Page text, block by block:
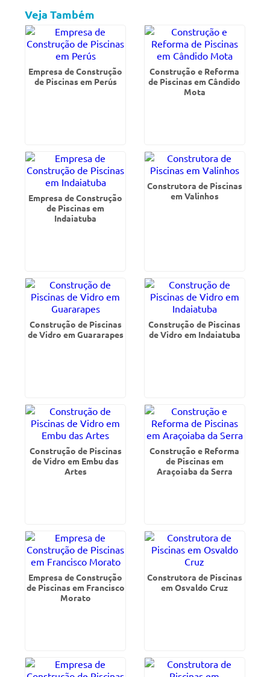
Veja Também
Empresa de Construção
de Piscinas em Perús
Construção e Reforma
de Piscinas em Cândido
Mota
Empresa de Construção
de Piscinas em
Indaiatuba
Construtora de Piscinas
em Valinhos
Construção de Piscinas
de Vidro em Guararapes
Construção de Piscinas
de Vidro em Indaiatuba
Construção de Piscinas
de Vidro em Embu das
Artes
Construção e Reforma
de Piscinas em
Araçoiaba da Serra
Empresa de Construção
de Piscinas em Francisco
Morato
Construtora de Piscinas
em Osvaldo Cruz